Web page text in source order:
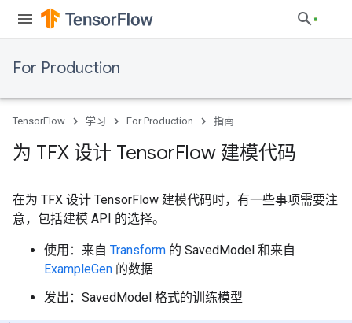
For Production
TensorFlow 学习 For Production 指南
为 TFX 设计 TensorFlow 建模代码
在为 TFX 设计 TensorFlow 建模代码时，有一些事项需要注
意，包括建模 API 的选择。
使用：来自 Transform 的 SavedModel 和来自
ExampleGen 的数据
发出：SavedModel 格式的训练模型